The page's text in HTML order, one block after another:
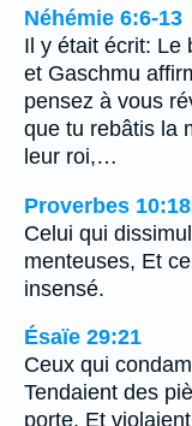
Néhémie 6:6-13
Il y était écrit: Le
et Gaschmu
pensez à vous
que tu rebâtis la
leur roi,…
Proverbes 10:18
Celui qui
menteuses, Et
insensé.
Ésaïe 29:21
Ceux qui
Tendaient des
porte, Et